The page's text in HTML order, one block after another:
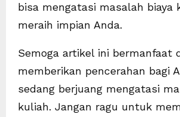
bisa mengatasi masalah biaya
meraih impian Anda.
Semoga artikel ini bermanfaat
memberikan pencerahan bagi
sedang berjuang mengatasi
kuliah. Jangan ragu untuk